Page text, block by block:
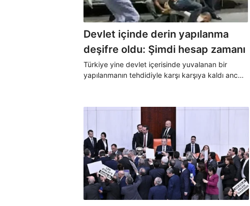
Devlet içinde derin yapılanma
deşifre oldu: Şimdi hesap zamanı
Türkiye yine devlet içerisinde yuvalanan bir
yapılanmanın tehdidiyle karşı karşıya kaldı ancak